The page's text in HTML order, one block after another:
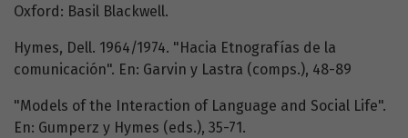
Oxford: Basil Blackwell.
Hymes, Dell. 1964/1974. "Hacia Etnografías de la
comunicación". En: Garvin y Lastra (comps.), 48-89
"Models of the Interaction of Language and Social Life".
En: Gumperz y Hymes (eds.), 35-71.